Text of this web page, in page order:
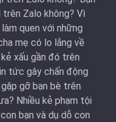
Zalo không? Vì
quen với những
mẹ có lo lắng về
xấu gần đó trên
tức gây chấn động
gỡ bạn bè trên
Nhiều kẻ phạm tội
bạn và dụ dỗ con